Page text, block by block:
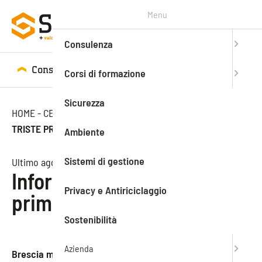
Consulenza Corsi di formazione
HOME- CENTRO STUDI
TRISTE PRIMATO PER BRESCIA
Ultimo aggiornamento: 05.02.2020
Infortuni sul lavoro: triste
primato per Brescia
Brescia maglia nera
degli incidenti sul lavoro. A fronte di
Menu
Consulenza
Corsi di formazione
Sicurezza
Ambiente
Sistemi di gestione
Privacy e Antiriciclaggio
Sostenibilità
Azienda